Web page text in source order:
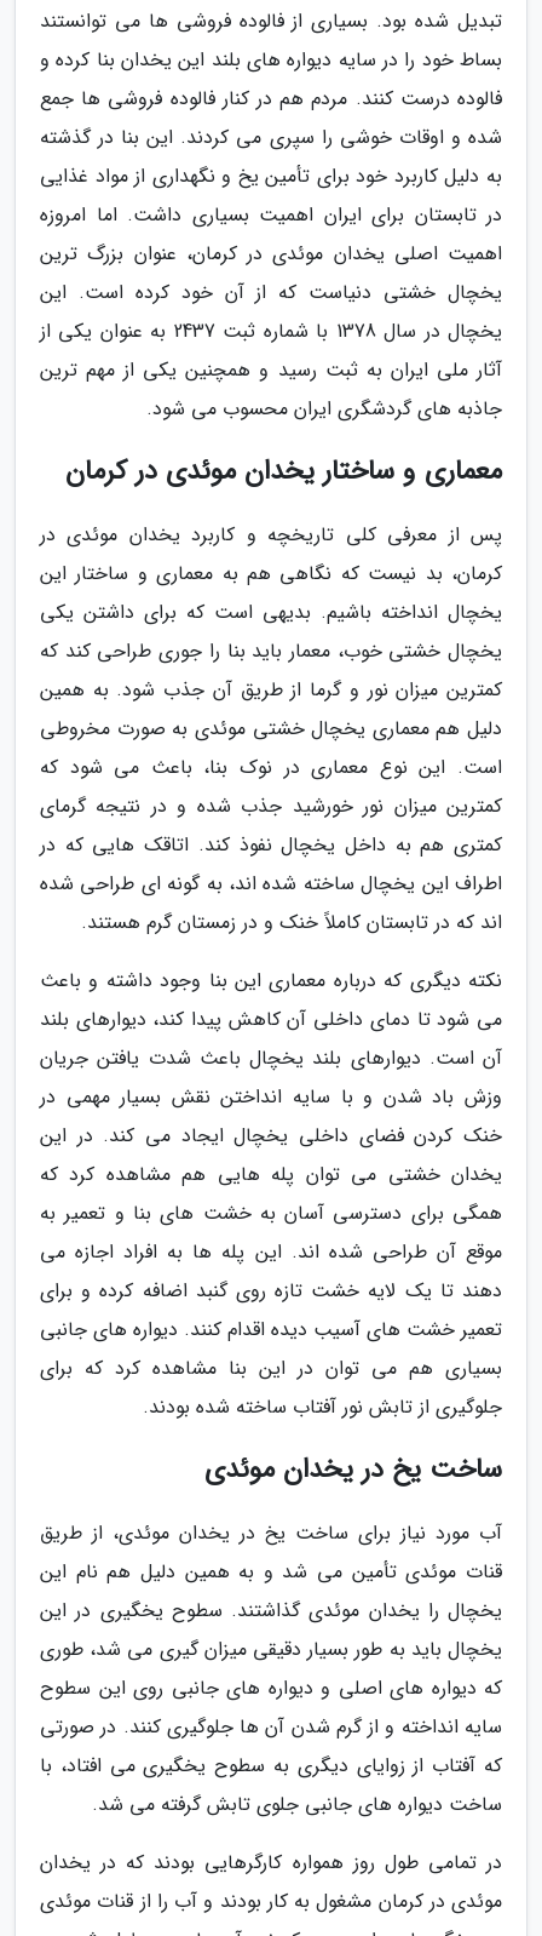
تبدیل شده بود. بسیاری از فالوده فروشی ها می توانستند
بساط خود را در سایه دیواره های بلند این یخدان بنا کرده و
فالوده درست کنند. مردم هم در کنار فالوده فروشی ها جمع
شده و اوقات خوشی را سپری می کردند. این بنا در گذشته
به دلیل کاربرد خود برای تأمین یخ و نگهداری از مواد غذایی
در تابستان برای ایران اهمیت بسیاری داشت. اما امروزه
اهمیت اصلی یخدان موئدی در کرمان، عنوان بزرگ ترین
یخچال خشتی دنیاست که از آن خود کرده است. این
یخچال در سال 1378 با شماره ثبت 2437 به عنوان یکی از
آثار ملی ایران به ثبت رسید و همچنین یکی از مهم ترین
جاذبه های گردشگری ایران محسوب می شود.
معماری و ساختار یخدان موئدی در کرمان
پس از معرفی کلی تاریخچه و کاربرد یخدان موئدی در
کرمان، بد نیست که نگاهی هم به معماری و ساختار این
یخچال انداخته باشیم. بدیهی است که برای داشتن یکی
یخچال خشتی خوب، معمار باید بنا را جوری طراحی کند که
کمترین میزان نور و گرما از طریق آن جذب شود. به همین
دلیل هم معماری یخچال خشتی موئدی به صورت مخروطی
است. این نوع معماری در نوک بنا، باعث می شود که
کمترین میزان نور خورشید جذب شده و در نتیجه گرمای
کمتری هم به داخل یخچال نفوذ کند. اتاقک هایی که در
اطراف این یخچال ساخته شده اند، به گونه ای طراحی شده
اند که در تابستان کاملاً خنک و در زمستان گرم هستند.
نکته دیگری که درباره معماری این بنا وجود داشته و باعث
می شود تا دمای داخلی آن کاهش پیدا کند، دیوارهای بلند
آن است. دیوارهای بلند یخچال باعث شدت یافتن جریان
وزش باد شدن و با سایه انداختن نقش بسیار مهمی در
خنک کردن فضای داخلی یخچال ایجاد می کند. در این
یخدان خشتی می توان پله هایی هم مشاهده کرد که
همگی برای دسترسی آسان به خشت های بنا و تعمیر به
موقع آن طراحی شده اند. این پله ها به افراد اجازه می
دهند تا یک لایه خشت تازه روی گنبد اضافه کرده و برای
تعمیر خشت های آسیب دیده اقدام کنند. دیواره های جانبی
بسیاری هم می توان در این بنا مشاهده کرد که برای
جلوگیری از تابش نور آفتاب ساخته شده بودند.
ساخت یخ در یخدان موئدی
آب مورد نیاز برای ساخت یخ در یخدان موئدی، از طریق
قنات موئدی تأمین می شد و به همین دلیل هم نام این
یخچال را یخدان موئدی گذاشتند. سطوح یخگیری در این
یخچال باید به طور بسیار دقیقی میزان گیری می شد، طوری
که دیواره های اصلی و دیواره های جانبی روی این سطوح
سایه انداخته و از گرم شدن آن ها جلوگیری کنند. در صورتی
که آفتاب از زوایای دیگری به سطوح یخگیری می افتاد، با
ساخت دیواره های جانبی جلوی تابش گرفته می شد.
در تمامی طول روز همواره کارگرهایی بودند که در یخدان
موئدی در کرمان مشغول به کار بودند و آب را از قنات موئدی